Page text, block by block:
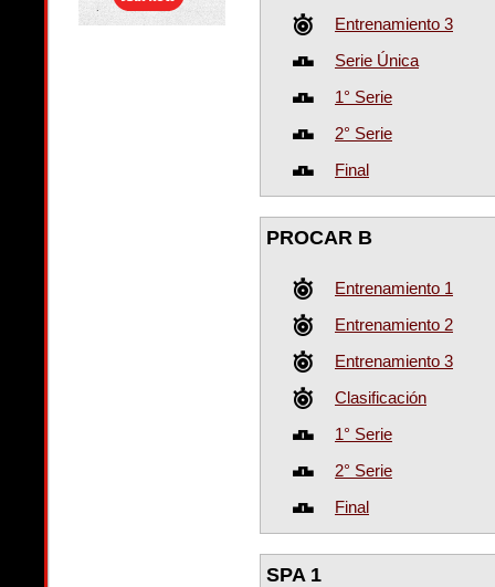
Entrenamiento 3
Serie Única
1° Serie
2° Serie
Final
PROCAR B
Entrenamiento 1
Entrenamiento 2
Entrenamiento 3
Clasificación
1° Serie
2° Serie
Final
SPA 1